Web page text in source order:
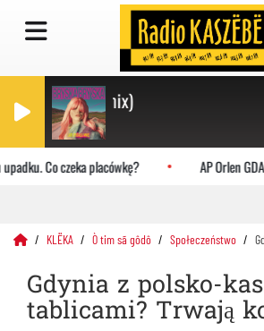
(Mandee remix)
Co czeka placówkę? AP Orlen
KLËKA Ò tim sã gôdô Społeczeństwo
Gdynia z polsko-
tablicami? Trwają